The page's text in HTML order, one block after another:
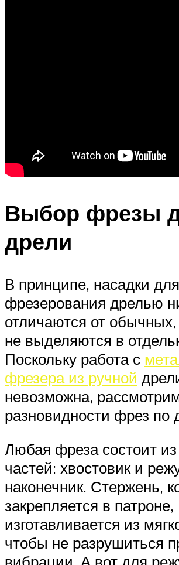
Выбор фрезы
дрели
В принципе, насадки для
фрезерования дрелью
отличаются от
не выделяются в
Поскольку работа с
фрезера из ручной
невозможна,
разновидности фрез по
Любая фреза состоит
частей: хвостовик и
наконечник. Стержень,
закрепляется в патроне,
изготавливается из
чтобы не разрушиться